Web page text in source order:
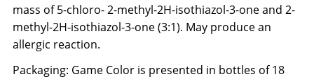
mass of 5-chloro- 2-methyl-2H-isothiazol-3-one and 2-
methyl-2H-isothiazol-3-one (3:1). May produce an
allergic reaction.
Packaging: Game Color is presented in bottles of 18